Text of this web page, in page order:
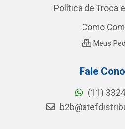
Política de Troca
Como
Meus
Fale
(11)